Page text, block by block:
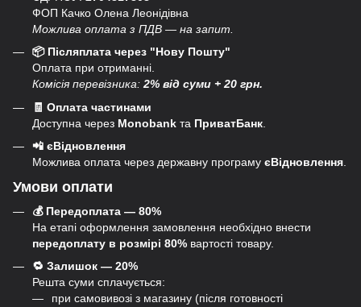
ФОП Качко Олена Леонідівна
Можлива оплата з ПДВ — на запит.
📦 Післяплата через "Нову Пошту"
Оплата при отриманні.
Комісія перевізника:2% від суми + 20 грн.
🧾 Оплата частинами
Доступна через Monobank та ПриватБанк
📲 єВідновлення
Можлива оплата через державну програму єВідновлення
Умови оплати
💰 Передоплата — 80%
На етапі оформлення замовлення необхідно внести
передоплату в розмірі 80% вартості товару.
🔁 Залишок — 20%
Решта суми сплачується:
при самовивозі з магазину (після готовності